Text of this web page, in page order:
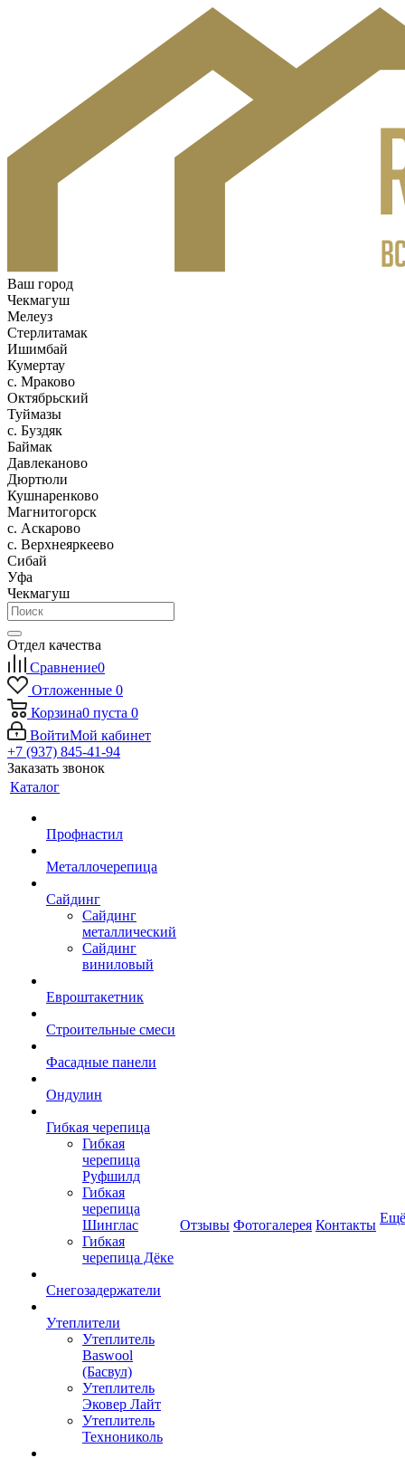
Ваш город
Чекмагуш
Мелеуз
Стерлитамак
Ишимбай
Кумертау
c. Мраково
Октябрьский
Туймазы
c. Буздяк
Баймак
Давлеканово
Дюртюли
Кушнаренково
Магнитогорск
с. Аскарово
с. Верхнеяркеево
Сибай
Уфа
Чекмагуш
Отдел качества
Сравнение0
Отложенные 0
Корзина0 пуста 0
ВойтиМой кабинет
+7 (937) 845-41-94
Заказать звонок
Каталог
Профнастил
Металлочерепица
Сайдинг
Сайдинг
металлический
Сайдинг
виниловый
Евроштакетник
Строительные смеси
Фасадные панели
Ондулин
Гибкая черепица
Гибкая
черепица
Руфшилд
Гибкая
черепица
Шинглас
Гибкая
черепица Дёке
Снегозадержатели
Утеплители
Утеплитель
Baswool
(Басвул)
Утеплитель
Эковер Лайт
Утеплитель
Технониколь
Отзывы Фотогалерея Контакты Ещё